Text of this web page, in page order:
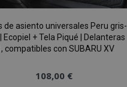
de asiento universales Peru gris-
Ecopiel + Tela Piqué | Delanteras
compatibles con SUBARU XV
108,00 €